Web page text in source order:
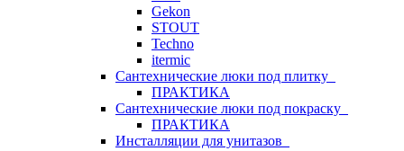
Gekon
STOUT
Techno
itermic
Сантехнические люки под плитку
ПРАКТИКА
Сантехнические люки под покраску
ПРАКТИКА
Инсталляции для унитазов